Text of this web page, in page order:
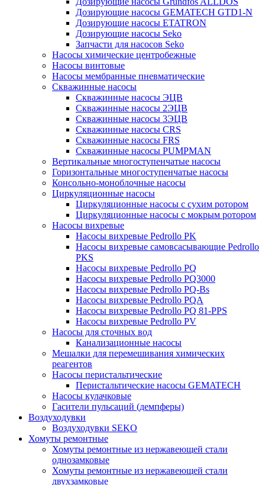
Дозирующие насосы GEMATECH GTD1-N
Дозирующие насосы ETATRON
Дозирующие насосы Seko
Запчасти для насосов Seko
Насосы химические центробежные
Насосы винтовые
Насосы мембранные пневматические
Скважинные насосы
Скважинные насосы ЭЦВ
Скважинные насосы 2ЭЦВ
Скважинные насосы 3ЭЦВ
Скважинные насосы CRS
Скважинные насосы FRS
Скважинные насосы PUMPMAN
Вертикальные многоступенчатые насосы
Горизонтальные многоступенчатые насосы
Консольно-моноблочные насосы
Циркуляционные насосы
Циркуляционные насосы с сухим ротором
Циркуляционные насосы с мокрым ротором
Насосы вихревые
Насосы вихревые Pedrollo PK
Насосы вихревые самовсасывающие Pedrollo
PKS
Насосы вихревые Pedrollo PQ
Насосы вихревые Pedrollo PQ3000
Насосы вихревые Pedrollo PQ-Bs
Насосы вихревые Pedrollo PQA
Насосы вихревые Pedrollo PQ 81-PPS
Насосы вихревые Pedrollo PV
Насосы для сточных вод
Канализационные насосы
Мешалки для перемешивания химических
реагентов
Насосы перистальтические
Перистальтические насосы GEMATECH
Насосы кулачковые
Гасители пульсаций (демпферы)
Воздуходувки
Воздуходувки SEKO
Хомуты ремонтные
Хомуты ремонтные из нержавеющей стали
однозамковые
Хомуты ремонтные из нержавеющей стали
двухзамковые